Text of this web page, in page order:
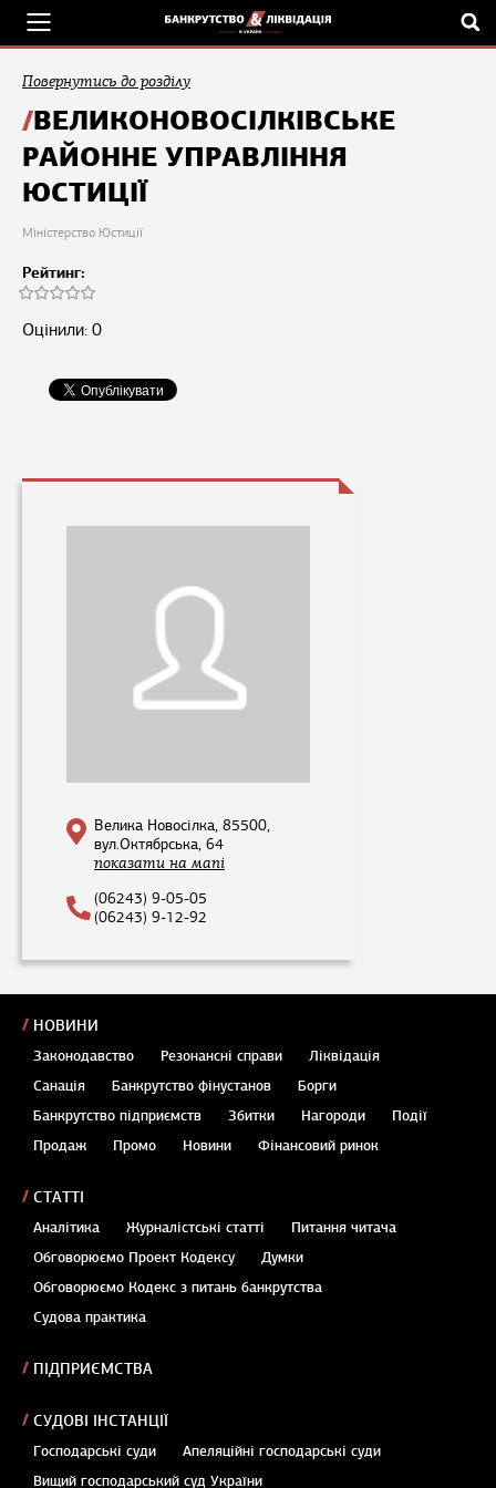
Повернутись до розділу
ВЕЛИКОНОВОСІЛКІВСЬКЕ
РАЙОННЕ УПРАВЛІННЯ
ЮСТИЦІЇ
Міністерство Юстиції
Рейтинг:
Оцінили: 0
Велика Новосілка, 85500,
вул.Октябрська, 64
показати на мапі
(06243) 9-05-05
(06243) 9-12-92
НОВИНИ
Законодавство Резонансні справи
Ліквідація
Санація
Банкрутство фінустанов
Борги
Банкрутство підприємств
Збитки Нагороди
Події
Продаж
Промо Новини Фінансовий ринок
СТАТТІ
Аналітика Журналістські статті
Питання читача
Обговорюємо Проект Кодексу
Думки
Обговорюємо Кодекс з питань банкрутства
Судова практика
ПІДПРИЄМСТВА
СУДОВІ ІНСТАНЦІЇ
Господарські суди
Апеляційні господарські суди
Вищий господарський суд України